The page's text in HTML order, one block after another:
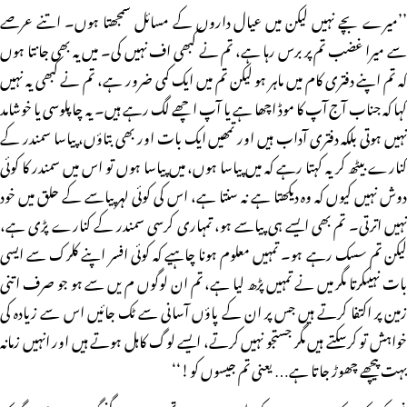
’’میرے بچے نہیں لیکن میں عیال داروں کے مسائل سمجھتا ہوں۔ اتنے عرصے
سے میرا غضب تم پر برس رہا ہے، تم نے کبھی اف نہیں کی۔ میں یہ بھی جانتا ہوں
کہ تم اپنے دفتری کام میں ماہر ہو لیکن تم میں ایک کمی ضرور ہے، تم نے کبھی یہ نہیں
کہا کہ جناب آج آپ کا موڈ اچھا ہے یا آپ اچھے لگ رہے ہیں۔ یہ چاپلوسی یا خوشامد
نہیں ہوتی بلکہ دفتری آداب ہیں اور تمھیں ایک بات اور بھی بتاؤں، پیاسا سمندر کے
کنارے بیٹھ کر یہ کہتا رہے کہ میں پیاسا ہوں، میں پیاسا ہوں تو اس میں سمندر کا کوئی
دوش نہیں کیوں کہ وہ دیکھتا ہے نہ سنتا ہے، اس کی کوئی لہر پیاسے کے حلق میں خود
نہیں اترتی۔ تم بھی ایسے ہی پیاسے ہو، تمہاری کرسی سمندر کے کنارے پڑی ہے،
لیکن تم سسک رہے ہو۔ تمہیں معلوم ہونا چاہیے کہ کوئی افسر اپنے کلرک سے ایسی
بات نہیںکرتا مگر میں نے تمہیں پڑھ لیا ہے، تم ان لوگوں م یں سے ہو جو صرف اتنی
زمین پر اکتفا کرتے ہیں جس پر ان کے پاؤں آسانی سے ٹک جائیں اس سے زیادہ کی
خواہش تو کرسکتے ہیں مگر جستجو نہیں کرتے، ایسے لوگ کاہل ہوتے ہیں اور انہیں زمانہ
بہت پیچھے چھوڑ جاتا ہے… یعنی تم جیسوں کو!‘‘